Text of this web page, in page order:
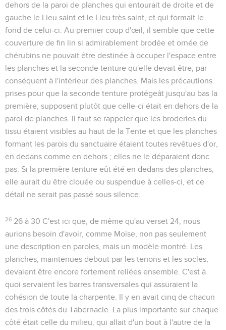
dehors de la paroi de planches qui entourait de droite et de
gauche le Lieu saint et le Lieu très saint, et qui formait le
fond de celui-ci. Au premier coup d'œil, il semble que cette
couverture de fin lin si admirablement brodée et ornée de
chérubins ne pouvait être destinée à occuper l'espace entre
les planches et la seconde tenture qu'elle devait être, par
conséquent à l'intérieur des planches. Mais les précautions
prises pour que la seconde tenture protégeât jusqu'au bas la
première, supposent plutôt que celle-ci était en dehors de la
paroi de planches. Il faut se rappeler que les broderies du
tissu étaient visibles au haut de la Tente et que les planches
formant les parois du sanctuaire étaient toutes revêtues d'or,
en dedans comme en dehors ; elles ne le déparaient donc
pas. Si la première tenture eût été en dedans des planches,
elle aurait du être clouée ou suspendue à celles-ci, et ce
détail ne serait pas passé sous silence.
26 26 à 30 C'est ici que, de même qu'au verset 24, nous
aurions besoin d'avoir, comme Moïse, non pas seulement
une description en paroles, mais un modèle montré. Les
planches, maintenues debout par les tenons et les socles,
devaient être encore fortement reliées ensemble. C'est à
quoi servaient les barres transversales qui assuraient la
cohésion de toute la charpente. Il y en avait cinq de chacun
des trois côtés du Tabernacle. La plus importante sur chaque
côté était celle du milieu, qui allait d'un bout à l'autre de la